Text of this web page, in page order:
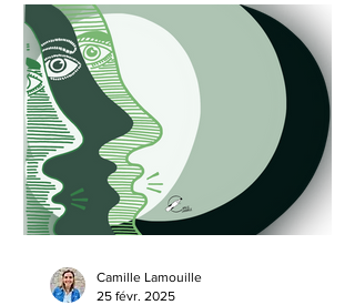
Camille Lamouille
25 févr. 2025